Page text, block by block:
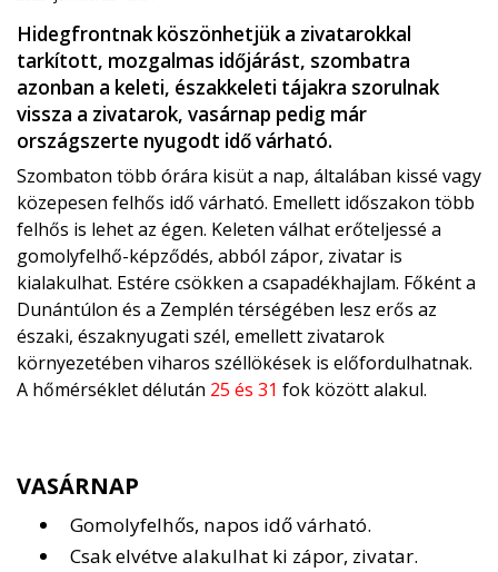
Hidegfrontnak köszönhetjük a zivatarokkal
tarkított, mozgalmas időjárást, szombatra
azonban a keleti, északkeleti tájakra szorulnak
vissza a zivatarok, vasárnap pedig már
országszerte nyugodt idő várható.
Szombaton több órára kisüt a nap, általában kissé vagy
közepesen felhős idő várható. Emellett időszakon több
felhős is lehet az égen. Keleten válhat erőteljessé a
gomolyfelhő-képződés, abból zápor, zivatar is
kialakulhat. Estére csökken a csapadékhajlam. Főként a
Dunántúlon és a Zemplén térségében lesz erős az
északi, északnyugati szél, emellett zivatarok
környezetében viharos széllökések is előfordulhatnak.
A hőmérséklet délután 25 és 31 fok között alakul.
VASÁRNAP
Gomolyfelhős, napos idő várható.
Csak elvétve alakulhat ki zápor, zivatar.